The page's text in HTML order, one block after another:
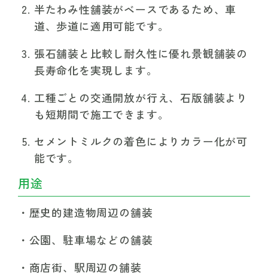
半たわみ性舗装がベースであるため、車
道、歩道に適用可能です。
張石舗装と比較し耐久性に優れ景観舗装の
長寿命化を実現します。
工種ごとの交通開放が行え、石版舗装より
も短期間で施工できます。
セメントミルクの着色によりカラー化が可
能です。
用途
歴史的建造物周辺の舗装
公園、駐車場などの舗装
商店街、駅周辺の舗装